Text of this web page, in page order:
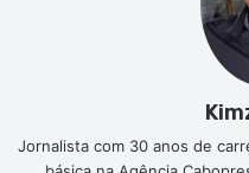
Jornalista com 30 anos de